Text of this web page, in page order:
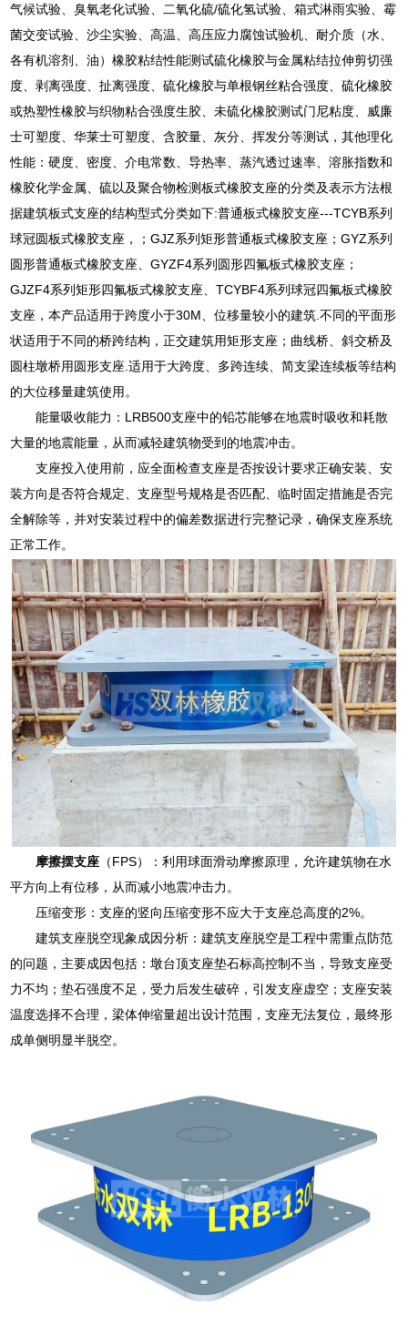
气候试验、臭氧老化试验、二氧化硫/硫化氢试验、箱式淋雨实验、霉
菌交变试验、沙尘实验、高温、高压应力腐蚀试验机、耐介质（水、
各有机溶剂、油）橡胶粘结性能测试硫化橡胶与金属粘结拉伸剪切强
度、剥离强度、扯离强度、硫化橡胶与单根钢丝粘合强度、硫化橡胶
或热塑性橡胶与织物粘合强度生胶、未硫化橡胶测试门尼粘度、威廉
士可塑度、华莱士可塑度、含胶量、灰分、挥发分等测试，其他理化
性能：硬度、密度、介电常数、导热率、蒸汽透过速率、溶胀指数和
橡胶化学金属、硫以及聚合物检测板式橡胶支座的分类及表示方法根
据建筑板式支座的结构型式分类如下:普通板式橡胶支座---TCYB系列
球冠圆板式橡胶支座，；GJZ系列矩形普通板式橡胶支座；GYZ系列
圆形普通板式橡胶支座、GYZF4系列圆形四氟板式橡胶支座；
GJZF4系列矩形四氟板式橡胶支座、TCYBF4系列球冠四氟板式橡胶
支座，本产品适用于跨度小于30M、位移量较小的建筑.不同的平面形
状适用于不同的桥跨结构，正交建筑用矩形支座；曲线桥、斜交桥及
圆柱墩桥用圆形支座.适用于大跨度、多跨连续、简支梁连续板等结构
的大位移量建筑使用。
能量吸收能力：LRB500支座中的铅芯能够在地震时吸收和耗散
大量的地震能量，从而减轻建筑物受到的地震冲击。
支座投入使用前，应全面检查支座是否按设计要求正确安装、安
装方向是否符合规定、支座型号规格是否匹配、临时固定措施是否完
全解除等，并对安装过程中的偏差数据进行完整记录，确保支座系统
正常工作。
摩擦摆支座 （FPS）：利用球面滑动摩擦原理，允许建筑物在水
平方向上有位移，从而减小地震冲击力。
压缩变形：支座的竖向压缩变形不应大于支座总高度的2%。
建筑支座脱空现象成因分析：建筑支座脱空是工程中需重点防范
的问题，主要成因包括：墩台顶支座垫石标高控制不当，导致支座受
力不均；垫石强度不足，受力后发生破碎，引发支座虚空；支座安装
温度选择不合理，梁体伸缩量超出设计范围，支座无法复位，最终形
成单侧明显半脱空。